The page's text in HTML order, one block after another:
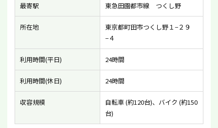
最寄駅 東急田園都市線 つくし野
所在地
東京都町田市つくし野１−２９
−４
利用時間(平日) 24時間
利用時間(休日) 24時間
収容規模
自転車 (約120台)、バイク (約150
台)